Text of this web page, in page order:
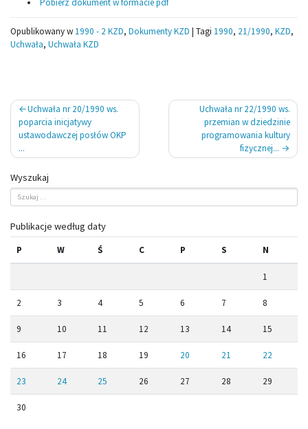
Pobierz dokument w formacie pdf
Opublikowany w 1990 - 2 KZD, Dokumenty KZD | Tagi 1990, 21/1990, KZD,
Uchwała, Uchwała KZD
Nawigacja
wpisu
Uchwała nr 20/1990 ws.
poparcia inicjatywy
ustawodawczej posłów OKP
...
Uchwała nr 22/1990 ws.
przemian w dziedzinie
programowania kultury
fizycznej...
Wyszukaj
Publikacje według daty
P W Ś C P S N
1
2 3 4 5 6 7 8
9 10 11 12 13 14 15
16 17 18 19 20 21 22
23 24 25 26 27 28 29
30